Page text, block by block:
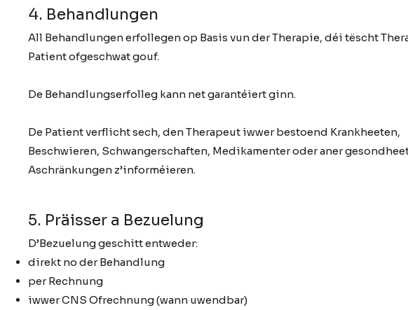
4. Behandlungen
All Behandlungen erfollegen op Basis vun der Therapie, déi tëscht
Patient ofgeschwat gouf.
De Behandlungserfolleg kann net garantéiert ginn.
De Patient verflicht sech, den Therapeut iwwer bestoend Krankheeten,
Beschwieren, Schwangerschaften, Medikamenter oder aner
Aschränkungen z’informéieren.
5. Präisser a Bezuelung
D’Bezuelung geschitt entweder:
direkt no der Behandlung
per Rechnung
iwwer CNS Ofrechnung (wann uwendbar)